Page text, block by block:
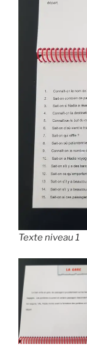
Texte niveau 1